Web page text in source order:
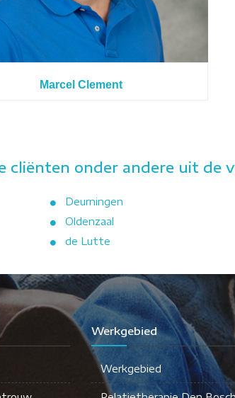
Marcel Clement
cliënten onder andere uit de
Deurningen
Oldenzaal
de Lutte
Werkgebied
Werkgebied